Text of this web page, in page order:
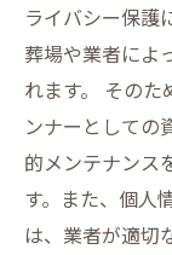
ライバシー保護
葬場や業者によ
れます。 その
ンナーとしての
的メンテナンス
す。また、個人
は、業者が適切